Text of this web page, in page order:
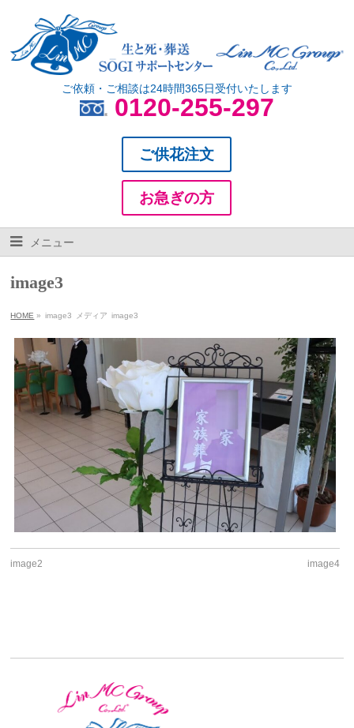
ご依頼・ご相談は24時間365日受付いたします
0120-255-297
ご供花注文
お急ぎの方
メニュー
image3
HOME » image3 メディア image3
image2 image4